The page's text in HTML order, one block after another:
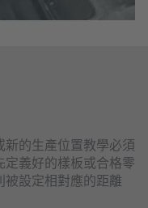
新的生產位置教學必須
定義好的樣板或合格零
被設定相對應的距離